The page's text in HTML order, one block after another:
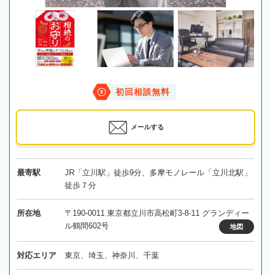
初回相談無料
メールする
最寄駅
JR「立川駅」徒歩9分、多摩モノレール「立川北駅」
徒歩７分
所在地
〒190-0011 東京都立川市高松町3-8-11 グランディー
ル鶴間602号
地図
対応エリア 東京、埼玉、神奈川、千葉